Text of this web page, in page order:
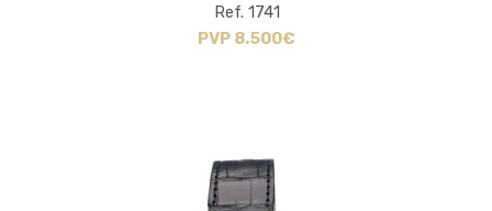
Ref. 1741
PVP 8.500€